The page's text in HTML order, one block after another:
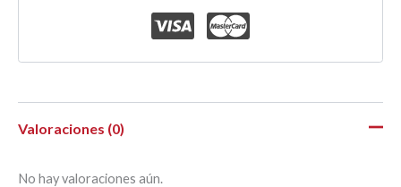
Valoraciones (0)
No hay valoraciones aún.